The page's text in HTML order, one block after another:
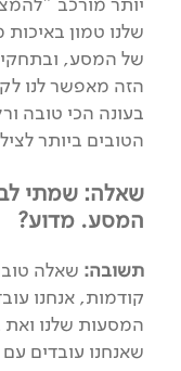
שלנו טמון
של המסע,
הזה מאפשר לנו
בעונה הכי טובה
הטובים ביותר
שאלה: שמתי
המסע. מדוע?
תשובה: שאלה
קודמות, אנחנו
המסעות שלנו ואת
שאנחנו עובדים